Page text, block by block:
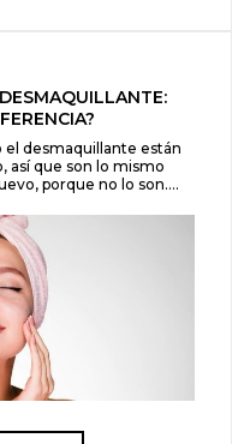
desmaquillante están
así que son lo mismo
porque no lo son....